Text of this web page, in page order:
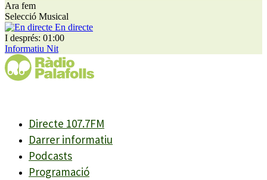
Ara fem
Selecció Musical
En directe
I després: 01:00
Informatiu Nit
Directe 107.7FM
Darrer informatiu
Podcasts
Programació